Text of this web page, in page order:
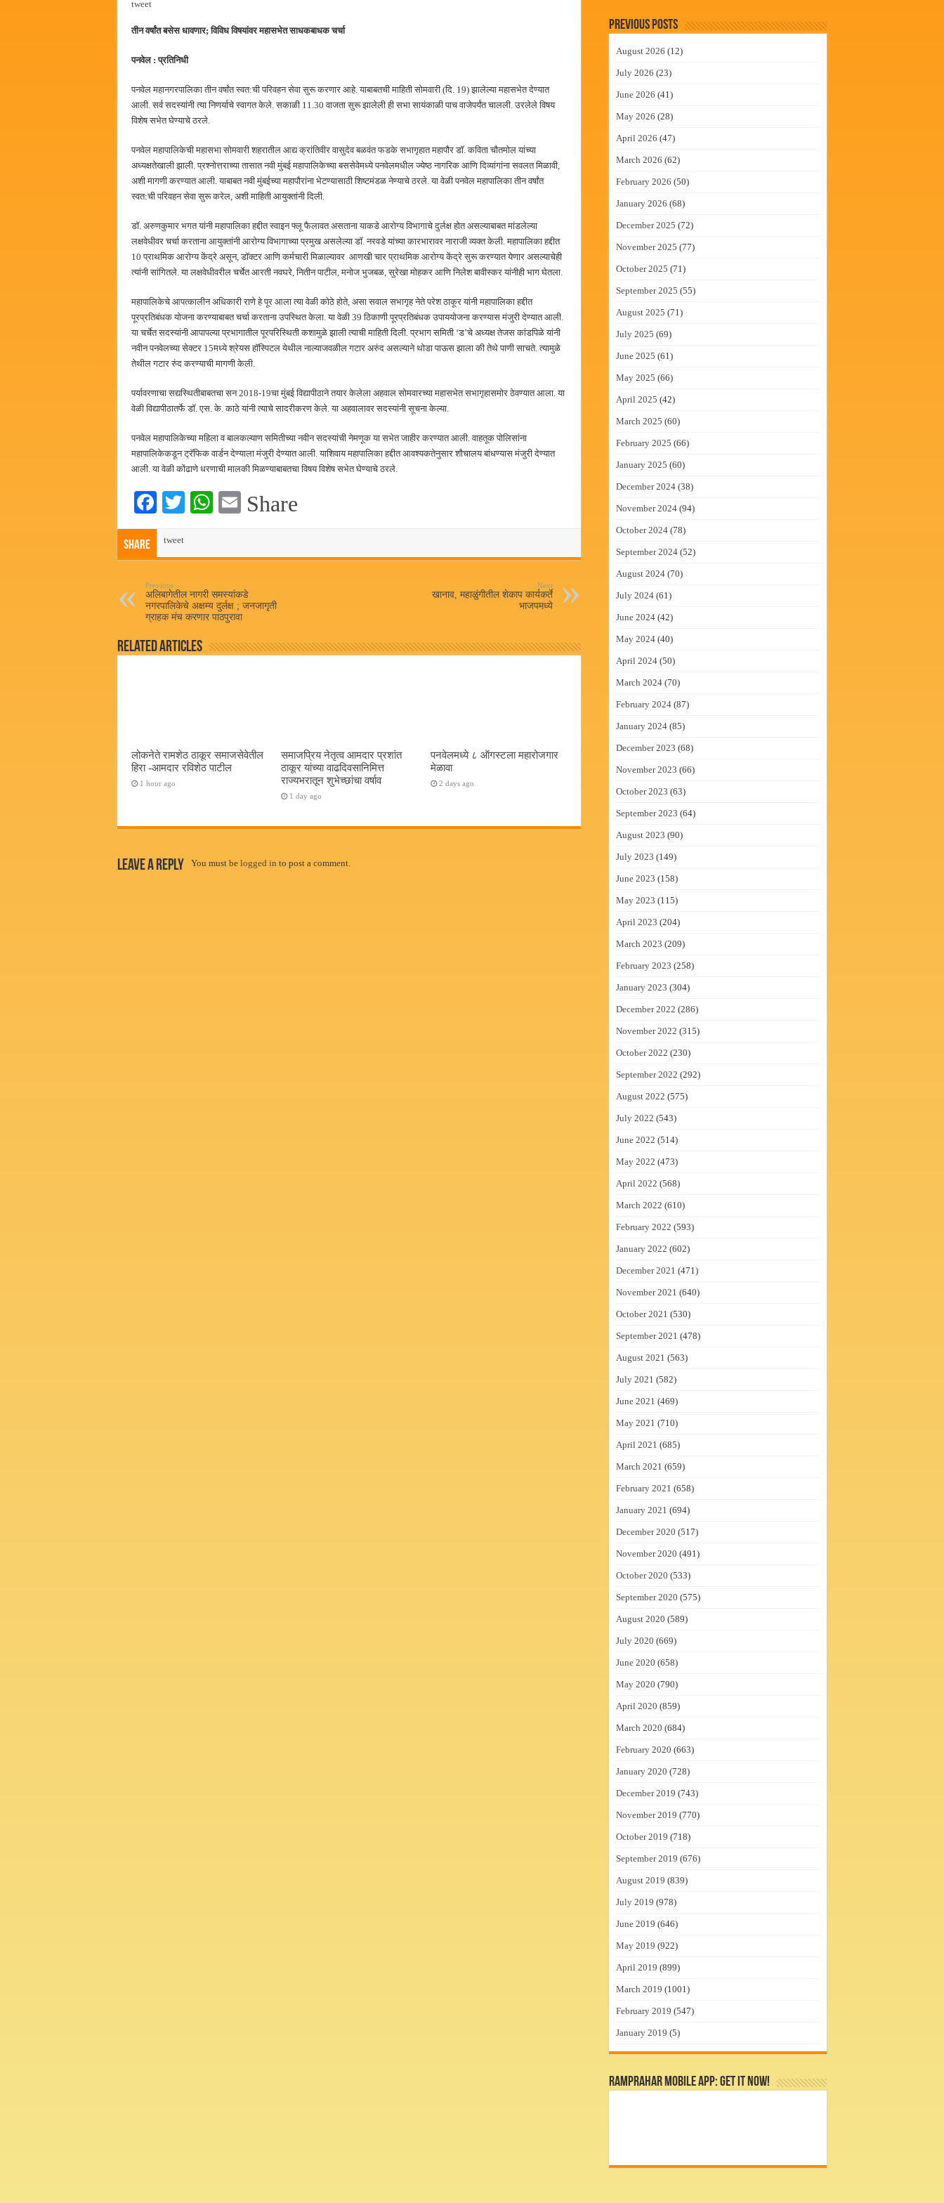
कामोठे येथे समाजोपयोगी वस्तूंच्या वाटपाचा उपक्रम
tweet
तीन वर्षांत बसेस धावणार; विविध विषयांवर महासभेत साधकबाधक चर्चा
पनवेल : प्रतिनिधी
पनवेल महानगरपालिका तीन वर्षांत स्वत:ची परिवहन सेवा सुरू करणार आहे. याबाबतची माहिती सोमवारी (दि. 19) झालेल्या महासभेत देण्यात
आली. सर्व सदस्यांनी त्या निणर्याचे स्वागत केले. सकाळी 11.30 वाजता सुरू झालेली ही सभा सायंकाळी पाच वाजेपर्यंत चालली. उरलेले विषय
विशेष सभेत घेण्याचे ठरले.
पनवेल महापालिकेची महासभा सोमवारी शहरातील आद्य क्रांतिवीर वासुदेव बळवंत फडके सभागृहात महापौर डॉ. कविता चौतमोल यांच्या
अध्यक्षतेखाली झाली. प्रश्नोत्तराच्या तासात नवी मुंबई महापालिकेच्या बससेवेमध्ये पनवेलमधील ज्येष्ठ नागरिक आणि दिव्यांगांना सवलत मिळावी,
अशी मागणी करण्यात आली. याबाबत नवी मुंबईच्या महापौरांना भेटण्यासाठी शिष्टमंडळ नेण्याचे ठरले. या वेळी पनवेल महापालिका तीन वर्षांत
स्वत:ची परिवहन सेवा सुरू करेल, अशी माहिती आयुक्तांनी दिली.
डॉ. अरुणकुमार भगत यांनी महापालिका हद्दीत स्वाइन फ्लू फैलावत असताना याकडे आरोग्य विभागाचे दुर्लक्ष होत असल्याबाबत मांडलेल्या
लक्षवेधीवर चर्चा करताना आयुक्तांनी आरोग्य विभागाच्या प्रमुख असलेल्या डॉ. नरवडे यांच्या कारभारावर नाराजी व्यक्त केली. महापालिका हद्दीत
10 प्राथमिक आरोग्य केंद्रे असून, डॉक्टर आणि कर्मचारी मिळाल्यावर आणखी चार प्राथमिक आरोग्य केंद्रे सुरू करण्यात येणार असल्याचेही
त्यांनी सांगितले. या लक्षवेधीवरील चर्चेत आरती नवघरे, नितीन पाटील, मनोज भुजबळ, सुरेखा मोहकर आणि निलेश बावीस्कर यांनीही भाग घेतला.
महापालिकेचे आपत्कालीन अधिकारी राणे हे पूर आला त्या वेळी कोठे होते, असा सवाल सभागृह नेते परेश ठाकूर यांनी महापालिका हद्दीत
पूरप्रतिबंधक योजना करण्याबाबत चर्चा करताना उपस्थित केला. या वेळी 39 ठिकाणी पूरप्रतिबंधक उपाययोजना करण्यास मंजुरी देण्यात आली.
या चर्चेत सदस्यांनी आपापल्या प्रभागातील पूरपरिस्थिती कशामुळे झाली त्याची माहिती दिली. प्रभाग समिती ‘ड’चे अध्यक्ष तेजस कांडपिळे यांनी
नवीन पनवेलच्या सेक्टर 15मध्ये श्रेयस हॉस्पिटल येथील नाल्याजवळील गटार अरुंद असल्याने थोडा पाऊस झाला की तेथे पाणी साचते. त्यामुळे
तेथील गटार रुंद करण्याची मागणी केली.
पर्यावरणाचा सद्यस्थितीबाबतचा सन 2018-19चा मुंबई विद्यापीठाने तयार केलेला अहवाल सोमवारच्या महासभेत सभागृहासमोर ठेवण्यात आला. या
वेळी विद्यापीठातर्फे डॉ. एस. के. काठे यांनी त्याचे सादरीकरण केले. या अहवालावर सदस्यांनी सूचना केल्या.
पनवेल महापालिकेच्या महिला व बालकल्याण समितीच्या नवीन सदस्यांची नेमणूक या सभेत जाहीर करण्यात आली. वाहतूक पोलिसांना
महापालिकेकडून ट्रॅफिक वार्डन देण्याला मंजुरी देण्यात आली. याशिवाय महापालिका हद्दीत आवश्यकतेनुसार शौचालय बांधण्यास मंजुरी देण्यात
आली. या वेळी कोंढाणे धरणाची मालकी मिळण्याबाबतचा विषय विशेष सभेत घेण्याचे ठरले.
Fa
bo
ok
T
r
W
A
pp
E
Share
Share tweet
Previous
अलिबागेतील नागरी समस्यांकडे
नगरपालिकेचे अक्षम्य दुर्लक्ष ; जनजागृती
ग्राहक मंच करणार पाठपुरावा
Next
खानाव, महाळुंगीतील शेकाप कार्यकर्ते
भाजपमध्ये
Related Articles
लोकनेते रामशेठ ठाकूर समाजसेवेतील
हिरा -आमदार रविशेठ पाटील
1 hour ago
समाजप्रिय नेतृत्व आमदार प्रशांत
ठाकूर यांच्या वाढदिवसानिमित्त
राज्यभरातून शुभेच्छांचा वर्षाव
1 day ago
पनवेलमध्ये ८ ऑगस्टला महारोजगार
मेळावा
2 days ago
Leave a Reply You must be logged in to post a comment.
Previous Posts
August 2026 (12)
July 2026 (23)
June 2026 (41)
May 2026 (28)
April 2026 (47)
March 2026 (62)
February 2026 (50)
January 2026 (68)
December 2025 (72)
November 2025 (77)
October 2025 (71)
September 2025 (55)
August 2025 (71)
July 2025 (69)
June 2025 (61)
May 2025 (66)
April 2025 (42)
March 2025 (60)
February 2025 (66)
January 2025 (60)
December 2024 (38)
November 2024 (94)
October 2024 (78)
September 2024 (52)
August 2024 (70)
July 2024 (61)
June 2024 (42)
May 2024 (40)
April 2024 (50)
March 2024 (70)
February 2024 (87)
January 2024 (85)
December 2023 (68)
November 2023 (66)
October 2023 (63)
September 2023 (64)
August 2023 (90)
July 2023 (149)
June 2023 (158)
May 2023 (115)
April 2023 (204)
March 2023 (209)
February 2023 (258)
January 2023 (304)
December 2022 (286)
November 2022 (315)
October 2022 (230)
September 2022 (292)
August 2022 (575)
July 2022 (543)
June 2022 (514)
May 2022 (473)
April 2022 (568)
March 2022 (610)
February 2022 (593)
January 2022 (602)
December 2021 (471)
November 2021 (640)
October 2021 (530)
September 2021 (478)
August 2021 (563)
July 2021 (582)
June 2021 (469)
May 2021 (710)
April 2021 (685)
March 2021 (659)
February 2021 (658)
January 2021 (694)
December 2020 (517)
November 2020 (491)
October 2020 (533)
September 2020 (575)
August 2020 (589)
July 2020 (669)
June 2020 (658)
May 2020 (790)
April 2020 (859)
March 2020 (684)
February 2020 (663)
January 2020 (728)
December 2019 (743)
November 2019 (770)
October 2019 (718)
September 2019 (676)
August 2019 (839)
July 2019 (978)
June 2019 (646)
May 2019 (922)
April 2019 (899)
March 2019 (1001)
February 2019 (547)
January 2019 (5)
RamPrahar Mobile App: Get it Now!